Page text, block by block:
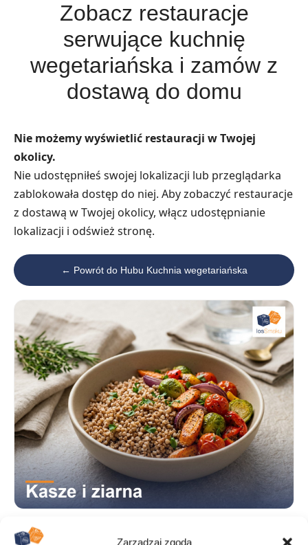
Zarządzaj zgodą
Zobacz restauracje
serwujące kuchnię
wegetariańska i zamów z
dostawą do domu
Nie możemy wyświetlić restauracji w Twojej
okolicy.
Nie udostępniłeś swojej lokalizacji lub przeglądarka
zablokowała dostęp do niej. Aby zobaczyć restauracje
z dostawą w Twojej okolicy, włącz udostępnianie
lokalizacji i odśwież stronę.
← Powrót do Hubu Kuchnia wegetariańska